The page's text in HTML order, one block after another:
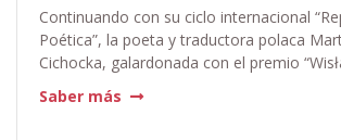
Continuando con su ciclo internacional
Poética”, la poeta y traductora polaca
Cichocka, galardonada con el premio
Saber más